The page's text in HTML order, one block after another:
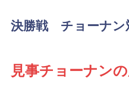
決勝戦 チョーナン
見事チ ョーナンの